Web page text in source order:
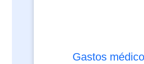
Gastos